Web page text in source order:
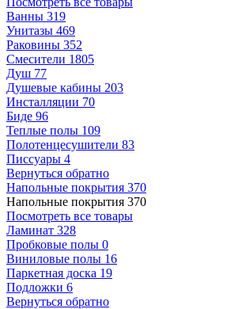
Ванны 319
Унитазы 469
Раковины 352
Смесители 1805
Душ 77
Душевые кабины 203
Инсталляции 70
Биде 96
Теплые полы 109
Полотенцесушители 83
Писсуары 4
Вернуться обратно
Напольные покрытия 370
Напольные покрытия 370
Посмотреть все товары
Ламинат 328
Пробковые полы 0
Виниловые полы 16
Паркетная доска 19
Подложки 6
Вернуться обратно